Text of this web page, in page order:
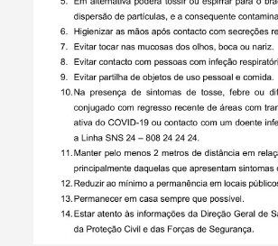
Termo de Pesquisa